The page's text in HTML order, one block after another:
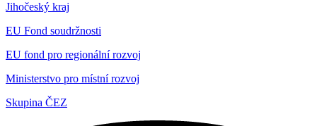
Jihočeský kraj
EU Fond soudržnosti
EU fond pro regionální rozvoj
Ministerstvo pro místní rozvoj
Skupina ČEZ